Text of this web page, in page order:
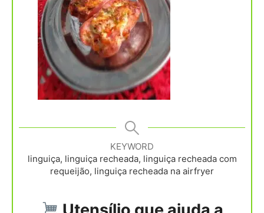
KEYWORD
linguiça, linguiça recheada, linguiça recheada com
requeijão, linguiça recheada na airfryer